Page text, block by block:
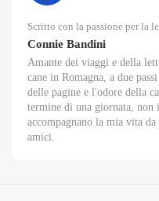
Scritto con la passione per la
Connie Bandini
Amante dei viaggi e della
cane in Romagna, a due
delle pagine e l'odore della
termine di una giornata,
accompagnano la mia vita
amici.